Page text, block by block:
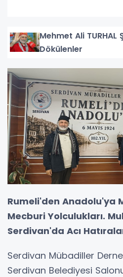
Mehmet Ali
Dökülenler
Rumeli'den Anadolu'ya
Mecburi Yolculukları.
Serdivan'da Acı
Serdivan Mübadiller
Serdivan Belediyesi